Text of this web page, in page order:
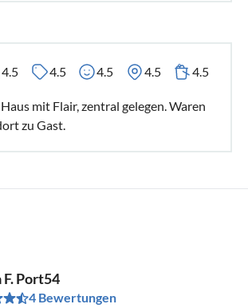
4.5 4.5 4.5 4.5 4.5
mit Flair, zentral gelegen. Waren
zu Gast.
F. Port54
4 Bewertungen